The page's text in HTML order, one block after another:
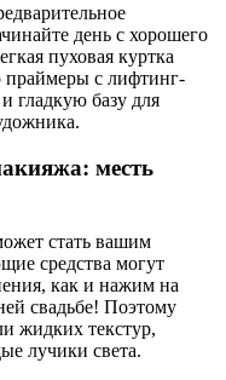
день с хорошего
пуховая куртка
праймеры с лифтинг-
гладкую базу для
месть
стать вашим
средства могут
как и нажим на
свадьбе! Поэтому
жидких текстур,
лучики света.